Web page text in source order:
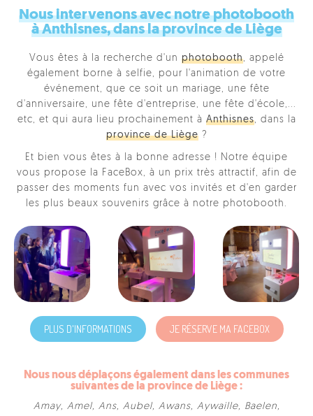
Nous intervenons avec notre photobooth
à Anthisnes, dans la province de Liège
Vous êtes à la recherche d'un photobooth, appelé
également borne à selfie, pour l'animation de votre
événement, que ce soit un mariage, une fête
d'anniversaire, une fête d'entreprise, une fête d'école,...
etc, et qui aura lieu prochainement à Anthisnes, dans la
province de Liège ?
Et bien vous êtes à la bonne adresse ! Notre équipe
vous propose la FaceBox, à un prix très attractif, afin de
passer des moments fun avec vos invités et d'en garder
les plus beaux souvenirs grâce à notre photobooth.
PLUS D'INFORMATIONS JE RÉSERVE MA FACEBOX
Nous nous déplaçons également dans les communes
suivantes de la province de Liège :
Amay, Amel, Ans, Aubel, Awans, Aywaille, Baelen,